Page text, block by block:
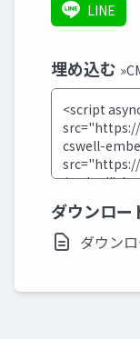
LINE
埋め込む
ダウンロー
ダウン